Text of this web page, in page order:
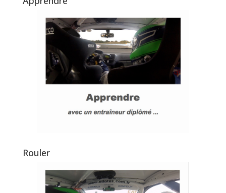
Rouler